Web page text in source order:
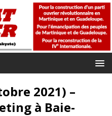
2021) –
à Baie-